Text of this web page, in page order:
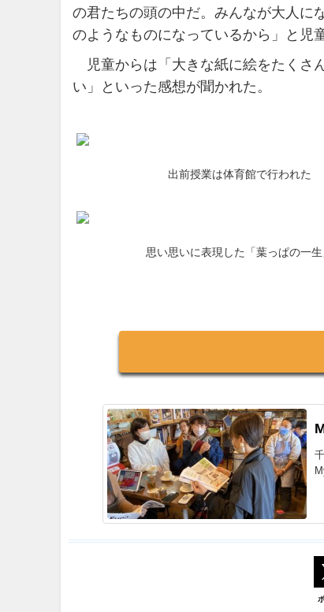
の君たちの頭の中だ。みんなが大人に
のようなものになっているから」と児
児童からは「大きな紙に絵をたくさ
い」といった感想が聞かれた。
出前授業は体育館で行われた
思い思いに表現した「葉っぱの一生